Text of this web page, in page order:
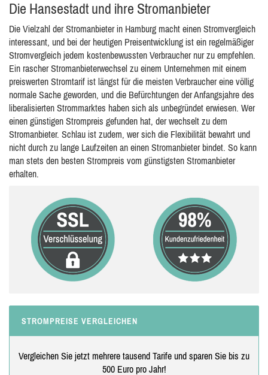
Die Hansestadt und ihre Stromanbieter
Die Vielzahl der Stromanbieter in Hamburg macht einen Stromvergleich
interessant, und bei der heutigen Preisentwicklung ist ein regelmäßiger
Stromvergleich jedem kostenbewussten Verbraucher nur zu empfehlen.
Ein rascher Stromanbieterwechsel zu einem Unternehmen mit einem
preiswerten Stromtarif ist längst für die meisten Verbraucher eine völlig
normale Sache geworden, und die Befürchtungen der Anfangsjahre des
liberalisierten Strommarktes haben sich als unbegründet erwiesen. Wer
einen günstigen Strompreis gefunden hat, der wechselt zu dem
Stromanbieter. Schlau ist zudem, wer sich die Flexibilität bewahrt und
nicht durch zu lange Laufzeiten an einen Stromanbieter bindet. So kann
man stets den besten Strompreis vom günstigsten Stromanbieter
erhalten.
STROMPREISE VERGLEICHEN
Vergleichen Sie jetzt mehrere tausend Tarife und sparen Sie bis zu
500 Euro pro Jahr!